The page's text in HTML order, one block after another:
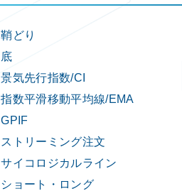
鞘どり
底
景気先行指数/CI
指数平滑移動平均線/EMA
GPIF
ストリーミング注文
サイコロジカルライン
ショート・ロング